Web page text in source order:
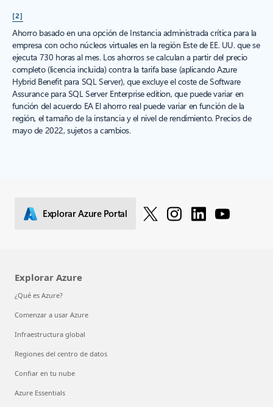
[2]
Ahorro basado en una opción de Instancia administrada crítica para la
empresa con ocho núcleos virtuales en la región Este de EE. UU. que se
ejecuta 730 horas al mes. Los ahorros se calculan a partir del precio
completo (licencia incluida) contra la tarifa base (aplicando Azure
Hybrid Benefit para SQL Server), que excluye el coste de Software
Assurance para SQL Server Enterprise edition, que puede variar en
función del acuerdo EA El ahorro real puede variar en función de la
región, el tamaño de la instancia y el nivel de rendimiento. Precios de
mayo de 2022, sujetos a cambios.
Explorar Azure Portal
Explorar Azure
¿Qué es Azure?
Comenzar a usar Azure
Infraestructura global
Regiones del centro de datos
Confiar en tu nube
Azure Essentials